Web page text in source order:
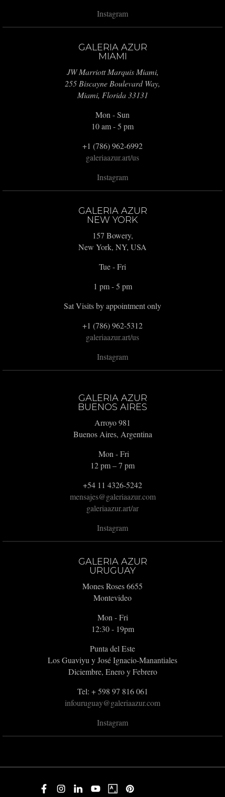
Instagram
GALERIA AZUR
MIAMI
JW Marriott Marquis Miami,
255 Biscayne Boulevard Way,
Miami, Florida 33131
Mon - Sun
10 am - 5 pm
+1 (786) 962-6992
galeriaazur.art/us
Instagram
GALERIA AZUR
NEW YORK
157 Bowery,
New York, NY, USA
Tue - Fri
1 pm - 5 pm
Sat Visits by appointment only
+1 (786) 962-5312
galeriaazur.art/us
Instagram
GALERIA AZUR
BUENOS AIRES
Arroyo 981
Buenos Aires, Argentina
Mon - Fri
12 pm – 7 pm
+54 11 4326-5242
mensajes@galeriaazur.com
galeriaazur.art/ar
Instagram
GALERIA AZUR
URUGUAY
Mones Roses 6655
Montevideo
Mon - Fri
12:30 - 19pm
Punta del Este
Los Guaviyu y José Ignacio-Manantiales
Diciembre, Enero y Febrero
Tel: + 598 97 816 061
infouruguay@galeriaazur.com
Instagram